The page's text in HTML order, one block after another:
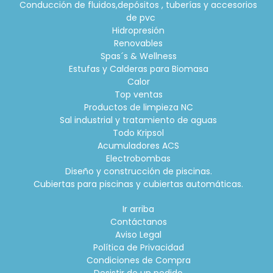
Conducción de fluidos,depósitos , tuberías y accesorios
de pvc
Hidropresión
Renovables
Spas´s & Wellness
Estufas y Calderas para Biomasa
Calor
Top ventas
Productos de limpieza NC
Sal industrial y tratamiento de aguas
Todo Kripsol
Acumuladores ACS
Electrobombas
Diseño y construcción de piscinas.
Cubiertas para piscinas y cubiertas automáticas.
Ir arriba
Contáctanos
Aviso Legal
Política de Privacidad
Condiciones de Compra